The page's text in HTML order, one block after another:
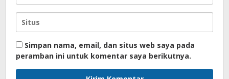
Simpan nama, email, dan situs web saya pada
peramban ini untuk komentar saya berikutnya.